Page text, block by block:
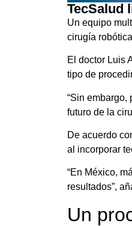
TecSalud
Un equipo
cirugía
El doctor Luis
tipo de
“Sin embargo,
futuro de la
De acuerdo
al incorporar
“En México,
resultados”,
Un